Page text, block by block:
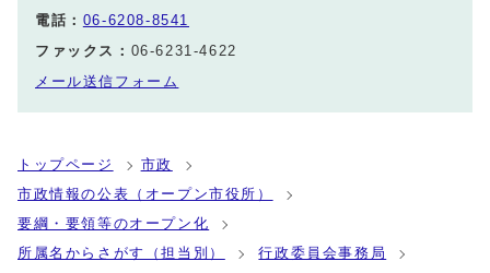
電話： 06-6208-8541
ファックス： 06-6231-4622
メール送信フォーム
トップページ
市政
市政情報の公表（オープン市役所）
要綱・要領等のオープン化
所属名からさがす（担当別）
行政委員会事務局